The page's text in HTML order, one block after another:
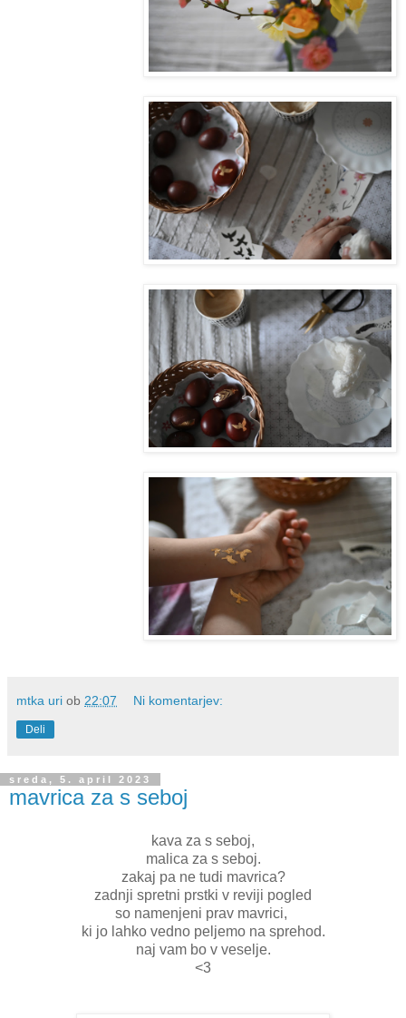
mtka uri ob 22:07 Ni komentarjev:
Deli
sreda, 5. april 2023
mavrica za s seboj
kava za s seboj,
malica za s seboj.
zakaj pa ne tudi mavrica?
zadnji spretni prstki v reviji pogled
so namenjeni prav mavrici,
ki jo lahko vedno peljemo na sprehod.
naj vam bo v veselje.
<3